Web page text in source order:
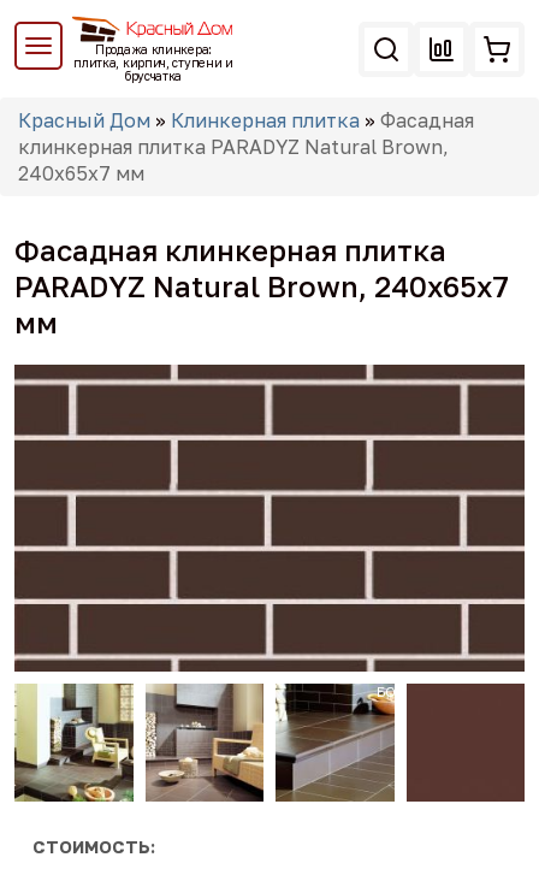
Перейти
основному
Продажа клинкера:
плитка, кирпич, ступени и
брусчатка
Вы
здесь
Красный Дом » Клинкерная плитка » Фасадная
клинкерная плитка PARADYZ Natural Brown,
240x65x7 мм
Фасадная клинкерная плитка
PARADYZ Natural Brown, 240x65x7
мм
СТОИМОСТЬ: